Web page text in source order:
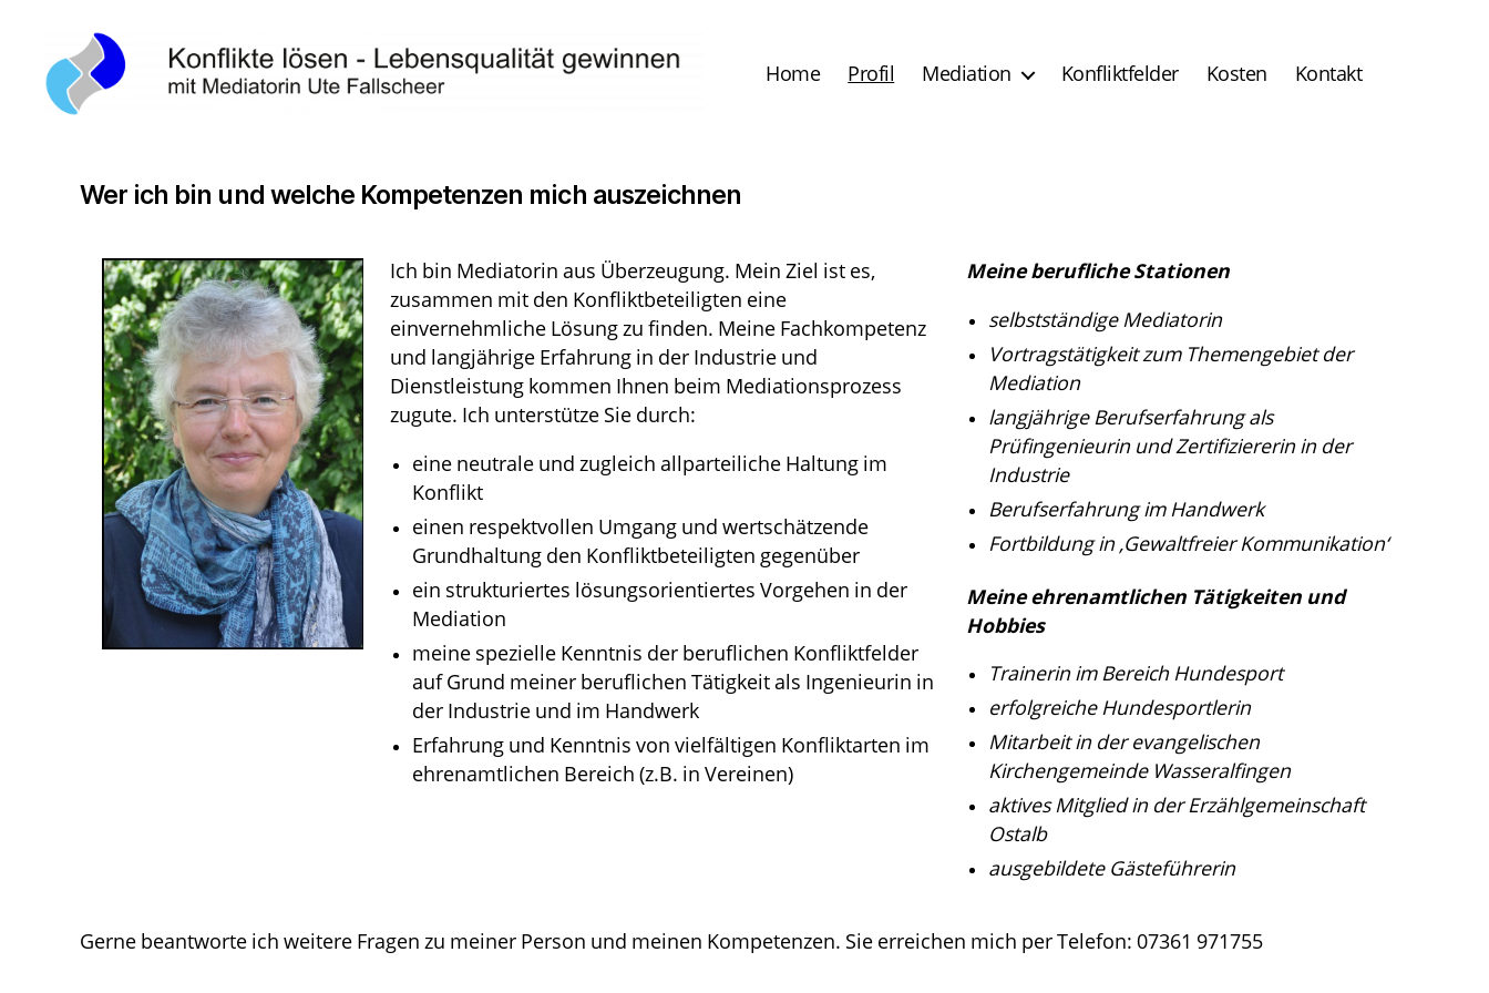
gewinnen
Home Profil Mediation Konfliktfelder Kosten Kontakt
Wer ich bin und welche Kompetenzen mich auszeichnen
Ich bin Mediatorin aus Überzeugung. Mein Ziel ist es,
zusammen mit den Konfliktbeteiligten eine
einvernehmliche Lösung zu finden. Meine Fachkompetenz
und langjährige Erfahrung in der Industrie und
Dienstleistung kommen Ihnen beim Mediationsprozess
zugute. Ich unterstütze Sie durch:
eine neutrale und zugleich allparteiliche Haltung im
Konflikt
einen respektvollen Umgang und wertschätzende
Grundhaltung den Konfliktbeteiligten gegenüber
ein strukturiertes lösungsorientiertes Vorgehen in der
Mediation
meine spezielle Kenntnis der beruflichen Konfliktfelder
auf Grund meiner beruflichen Tätigkeit als Ingenieurin in
der Industrie und im Handwerk
Erfahrung und Kenntnis von vielfältigen Konfliktarten im
ehrenamtlichen Bereich (z.B. in Vereinen)
Meine berufliche Stationen
selbstständige Mediatorin
Vortragstätigkeit zum Themengebiet der
Mediation
langjährige Berufserfahrung als
Prüfingenieurin und Zertifiziererin in der
Industrie
Berufserfahrung im Handwerk
Fortbildung in ‚Gewaltfreier Kommunikation‘
Meine ehrenamtlichen Tätigkeiten und
Hobbies
Trainerin im Bereich Hundesport
erfolgreiche Hundesportlerin
Mitarbeit in der evangelischen
Kirchengemeinde Wasseralfingen
aktives Mitglied in der Erzählgemeinschaft
Ostalb
ausgebildete Gästeführerin
Gerne beantworte ich weitere Fragen zu meiner Person und meinen Kompetenzen. Sie erreichen mich per Telefon: 07361 971755